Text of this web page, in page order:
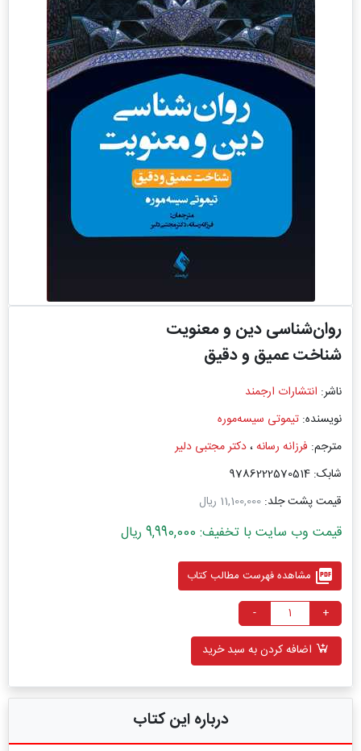
روان‌شناسی دین و معنویت
شناخت عمیق و دقیق
ناشر: انتشارات ارجمند
نویسنده: تیموتی سیسه‌موره
مترجم: فرزانه رسانه،دکتر مجتبی دلیر
شابک: 9786222570514
قیمت پشت جلد: 11,100,000 ریال
قیمت وب سایت با تخفیف: 9,990,000 ریال
picture_as_pdf مشاهده فهرست مطالب کتاب
+
-
اضافه کردن به سبد خرید
درباره این کتاب